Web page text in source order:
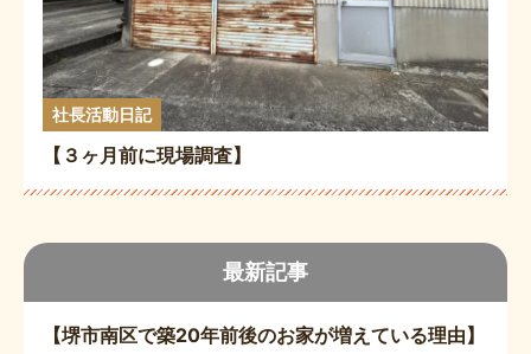
最新記事
【堺市南区で築20年前後のお家が増えている理由】
社長活動日記
【３ヶ月前に現場調査】